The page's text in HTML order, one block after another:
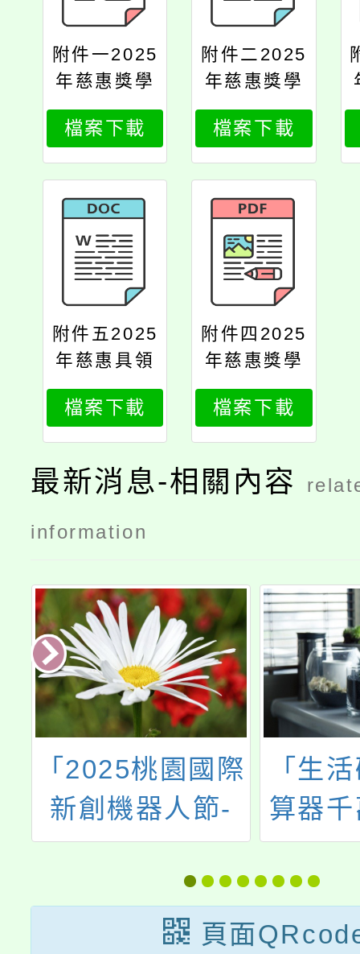
附件一2025
年慈惠獎學
金推薦簡章
檔案下載
附件二2025
年慈惠獎學
金學生個人
資料表
檔案下載
附件五2025
年慈惠具領
收據
檔案下載
附件四2025
年慈惠獎學
金緣起
檔案下載
最新消息-相關內容
information
「2025桃園國際
新創機器人節-
TIRT機器人國際
賽活動企劃書」
「生
算器
給你
頁面